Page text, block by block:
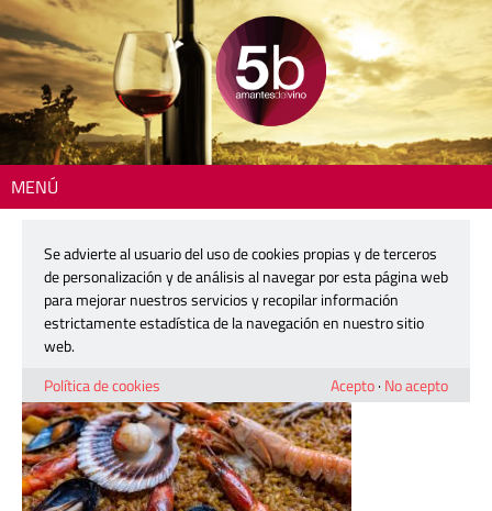
MENÚ
LosGomez_arroz-de-marisco
30 mayo, 2026
Se advierte al usuario del uso de cookies propias y de terceros
de personalización y de análisis al navegar por esta página web
para mejorar nuestros servicios y recopilar información
estrictamente estadística de la navegación en nuestro sitio
web.
Política de cookies
Acepto· No acepto